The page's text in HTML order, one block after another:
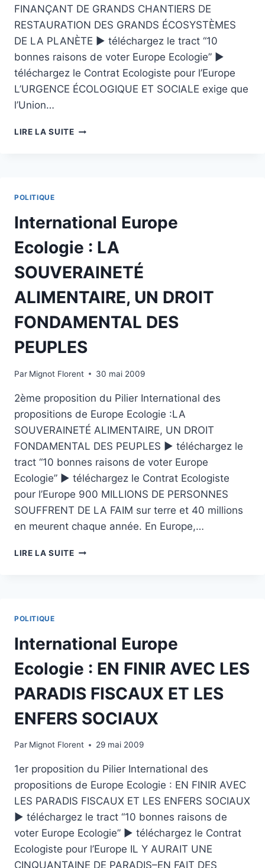
FINANÇANT DE GRANDS CHANTIERS DE
RESTAURATION DES GRANDS ÉCOSYSTÈMES
DE LA PLANÈTE ► téléchargez le tract “10
bonnes raisons de voter Europe Ecologie” ►
téléchargez le Contrat Ecologiste pour l’Europe
L’URGENCE ÉCOLOGIQUE ET SOCIALE exige que
l’Union…
LIRE LA SUITEINTERNATIONAL
ÉCOLOGIQUE
DE
L'EUROPE
EN
FINANÇANT
DE
GRANDS
CHANTIERS
DE
RESTAURATION
DES
GRANDS
DE
PLANÈTE
POLITIQUE
International Europe
Ecologie : LA
SOUVERAINETÉ
ALIMENTAIRE, UN DROIT
FONDAMENTAL DES
PEUPLES
Par Mignot Florent 30 mai 2009
2ème proposition du Pilier International des
propositions de Europe Ecologie :LA
SOUVERAINETÉ ALIMENTAIRE, UN DROIT
FONDAMENTAL DES PEUPLES ► téléchargez le
tract “10 bonnes raisons de voter Europe
Ecologie” ► téléchargez le Contrat Ecologiste
pour l’Europe 900 MILLIONS DE PERSONNES
SOUFFRENT DE LA FAIM sur terre et 40 millions
en meurent chaque année. En Europe,…
LIRE LA SUITEINTERNATIONAL
UN
DROIT
FONDAMENTAL
DES
PEUPLES
POLITIQUE
International Europe
Ecologie : EN FINIR AVEC LES
PARADIS FISCAUX ET LES
ENFERS SOCIAUX
Par Mignot Florent 29 mai 2009
1er proposition du Pilier International des
propositions de Europe Ecologie : EN FINIR AVEC
LES PARADIS FISCAUX ET LES ENFERS SOCIAUX
► téléchargez le tract “10 bonnes raisons de
voter Europe Ecologie” ► téléchargez le Contrat
Ecologiste pour l’Europe IL Y AURAIT UNE
CINQUANTAINE DE PARADIS–EN FAIT DES